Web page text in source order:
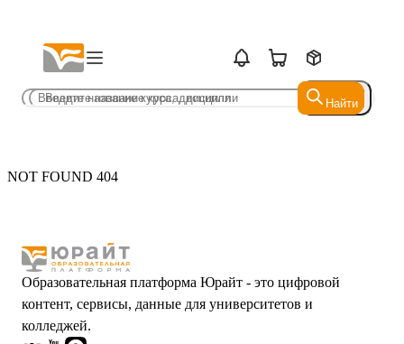
Найти
Найти
NOT FOUND 404
Образовательная платформа Юрайт - это цифровой
контент, сервисы, данные для университетов и
колледжей.